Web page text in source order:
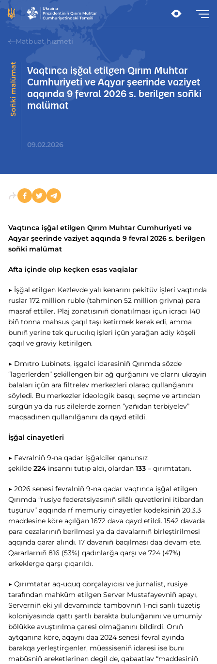
Matbuat hızmeti
Soñki malümat
Vaqtınca işğal etilgen Qırım Muhtar
Cumhuriyeti ve Aqyar şeerinde vaziyet
aqqında 9 fevral 2026 s. berilgen soñki
malümat
09.02.2026
Vaqtınca işğal etilgen Qırım Muhtar Cumhuriyeti ve
Aqyar şeerinde vaziyet aqqında 9 fevral 2026 s. berilgen
soñki malümat
Afta içinde olıp keçken esas vaqialar
▶ İşğal etilgen Kezlevde yalı kenarını pekitüv işleri vaqtında
ruslar 172 million ruble (tahminen 52 million grivna) para
masraf ettiler. Plaj zonatısınıñ donatılması içün icracı 140
biñ tonna mahsus çaqıl taşı ketirmek kerek edi, amma
bunıñ yerine tek qurucılıq işleri içün yarağan adiy köşeli
çaqıl ve graviy ketirilgen.
▶ Dmıtro Lubinets, işgalci idaresiniñ Qırımda sözde
“lagerlerden” şekillengen bir ağ qurğanını ve olarnı ukrayin
balaları içün ara filtrelev merkezleri olaraq qullanğanını
söyledi. Bu merkezler ideologik basqı, seçme ve artından
sürgün ya da rus ailelerde zornen “yañıdan terbiyelev”
maqsadınen qullanılğanını da qayd etildi.
İşğal cinayetleri
▶ Fevralniñ 9-na qadar işğalciler qanunsız
şekilde 224 insannı tutıp aldı, olardan 133 – qırımtatarı.
▶ 2026 senesi fevralniñ 9-na qadar vaqtınca işğal etilgen
Qırımda “rusiye federatsiyasınıñ silâlı quvetlerini itibardan
tüşürüv” aqqında rf memuriy cinayetler kodeksiniñ 20.3.3
maddesine köre açılğan 1672 dava qayd etildi. 1542 davada
para cezalarınıñ berilmesi ya da davalarnıñ birleştirilmesi
aqqında qarar alındı. 17 davanıñ baqılması daa devam ete.
Qararlarnıñ 816 (53%) qadınlarğa qarşı ve 724 (47%)
erkeklerge qarşı çıqarıldı.
▶ Qırımtatar aq-uquq qorçalayıcısı ve jurnalist, rusiye
tarafından mahküm etilgen Server Mustafayevniñ apayı,
Serverniñ eki yıl devamında tambovnıñ 1-nci sanlı tüzetiş
koloniyasında qattı şartlı barakta bulunğanını ve umumiy
bölükke avuştırılma çaresi olmağanını bildirdi. Onıñ
aytqanına köre, aqaynı daa 2024 senesi fevral ayında
barakqa yerleştirgenler, müessiseniñ idaresi ise bunı
mabüsniñ areketlerinen degil de, qabaatlav “maddesiniñ